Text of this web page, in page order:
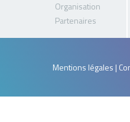
Organisation
Partenaires
Mentions légales |